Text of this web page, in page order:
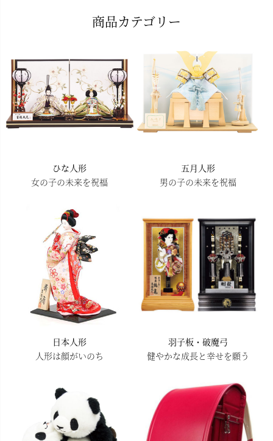
商品カテゴリー
ひな人形
女の子の未来を祝福
五月人形
男の子の未来を祝福
日本人形
人形は顔がいのち
羽子板・破魔弓
健やかな成長と幸せを願う